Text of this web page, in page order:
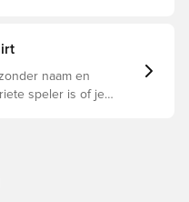
naam en
speler is of je